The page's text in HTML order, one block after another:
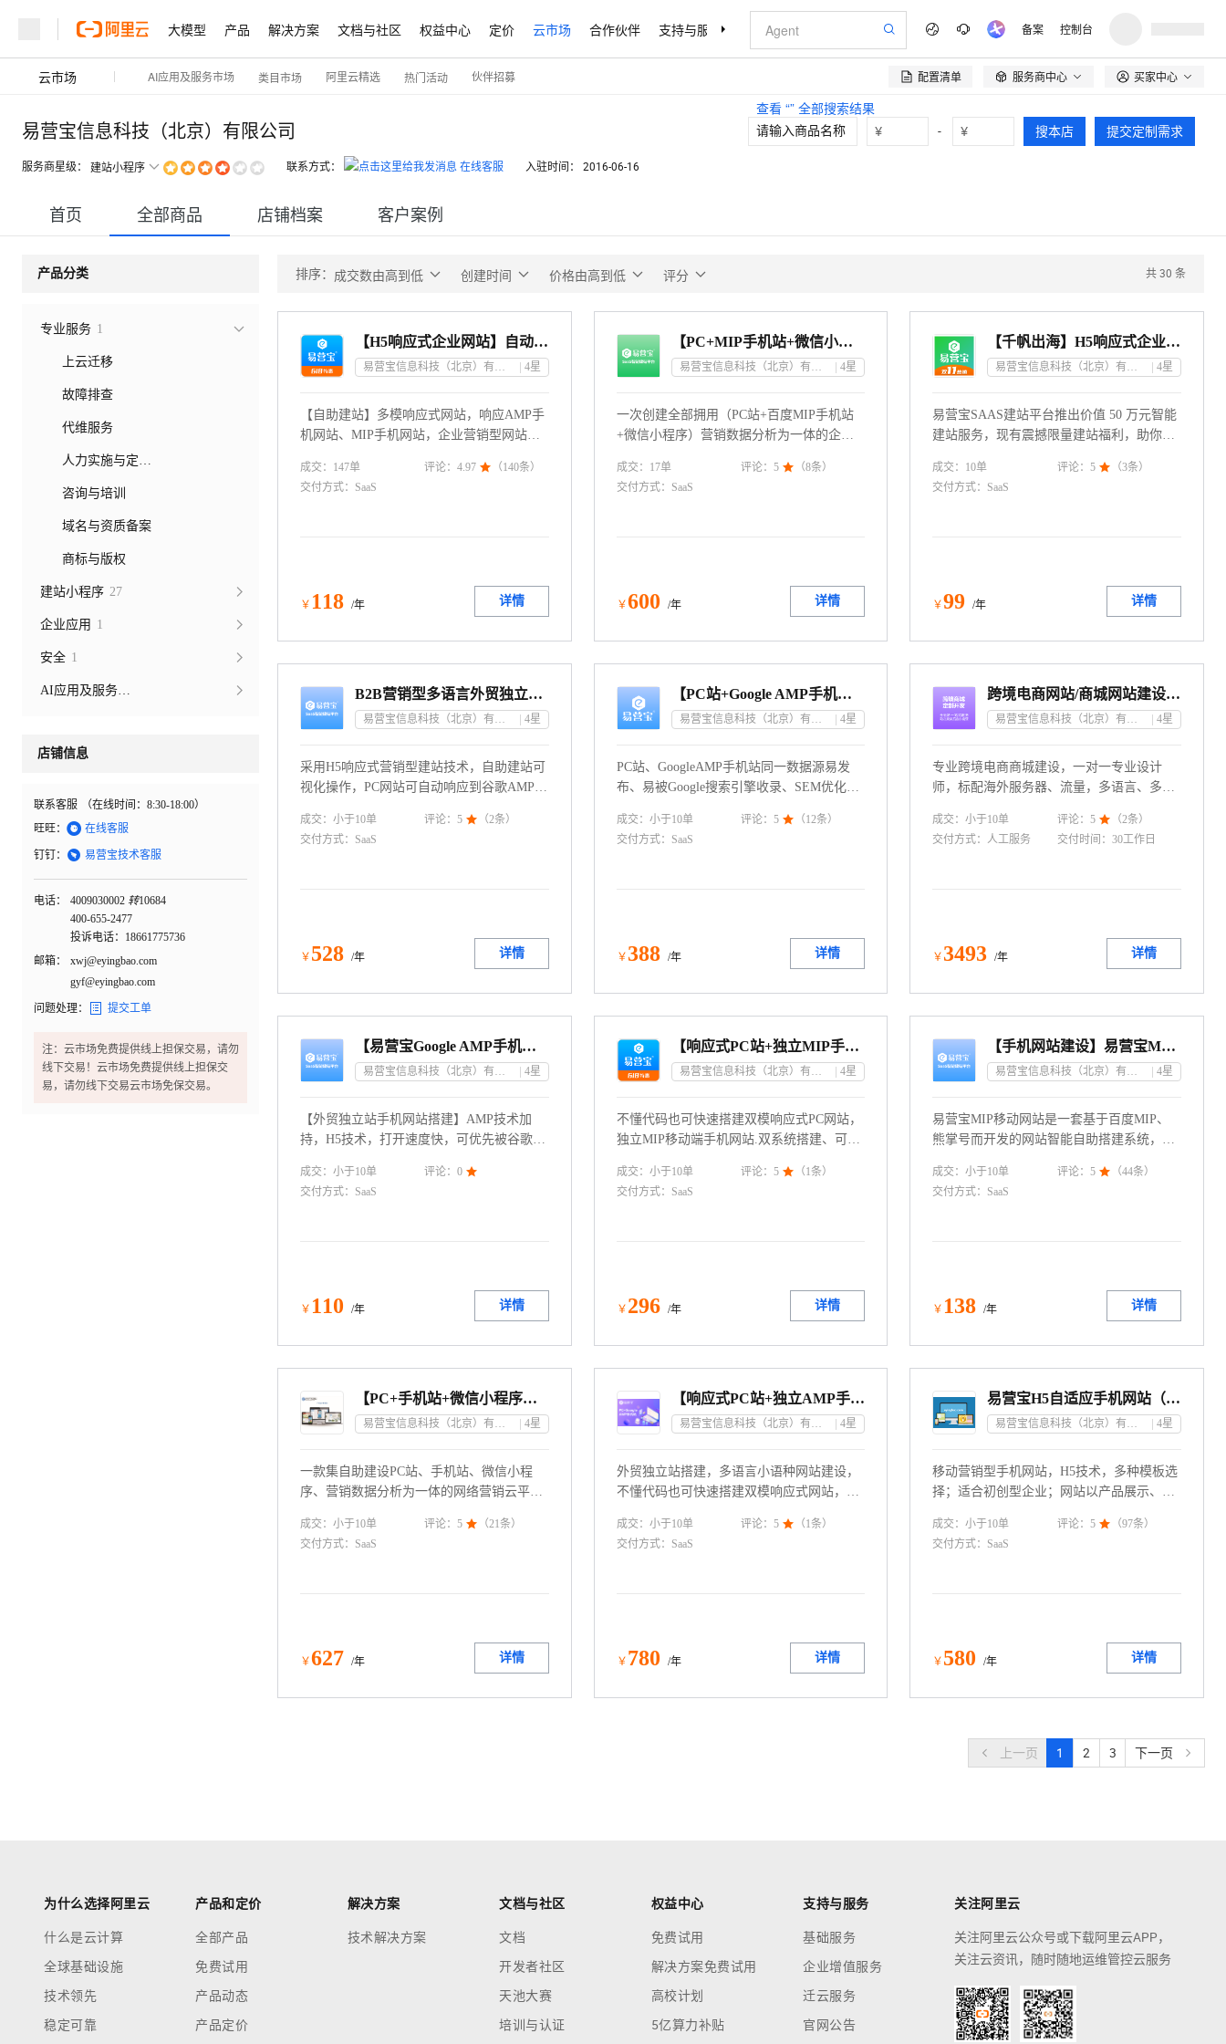
大模型 产品 解决方案 文档与社区 权益中心 定价 云市场 合作伙伴 支持与服务 了解阿里云
查看 “” 全部搜索结果
备案 控制台
云市场 AI应用及服务市场 类目市场 阿里云精选 热门活动 伙伴招募 配置清单  服务商中心 买家中心
易营宝信息科技（北京）有限公司
服务商星级： 建站小程序 联系方式： 在线客服 入驻时间： 2016-06-16
¥ - ¥ 搜本店 提交定制需求
首页 全部商品 店铺档案 客户案例
产品分类
专业服务 1
上云迁移
故障排查
代维服务
人力实施与定制开发
咨询与培训
域名与资质备案
商标与版权
建站小程序 27
企业应用 1
安全 1
AI应用及服务市场
店铺信息
联系客服 （在线时间： 8:30-18:00）
旺旺：  在线客服
钉钉：  易营宝技术客服
电话： 4009030002 转10684
400-655-2477
投诉电话：18661775736
邮箱：
xwj@eyingbao.com
gyf@eyingbao.com
问题处理：  提交工单
注：云市场免费提供线上担保交易，请勿
线下交易！云市场免费提供线上担保交
易，请勿线下交易云市场免保交易。
排序： 成交数由高到低 创建时间 价格由高到低 评分 共 30 条
【H5响应式企业网站】自动响应ＡＭＰ/ＭＩＰ手机网站 企业官网 推广营销型建站
易营宝信息科技（北京）有限公司 4星
【自助建站】多模响应式网站，响应AMP手
机网站、MIP手机网站，企业营销型网站建
空间、免流量、免费备案；高效建站一次性
收费！
成交： 147单 评论：4.97  （140条）
交付方式： SaaS
￥ 118 /年 详情
【PC+MIP手机站+微信小程序】统一数据源丨H5自助建站
易营宝信息科技（北京）有限公司 4星
一次创建全部拥用（PC站+百度MIP手机站
+微信小程序）营销数据分析为一体的企业
移动网页加速器规范标准,使用 MIP 无需等
待加载页面内容,将以更友好的方式瞬时到达
系电话：4009030002 转10684
成交： 17单 评论： 5  （8条）
交付方式： SaaS
￥600 /年 详情
【千帆出海】H5响应式企业官网设计制作丨自助建站系统丨海量模版丨网站建设
易营宝信息科技（北京）有限公司 4星
易营宝SAAS建站平台推出价值 50 万元智能
建站服务，现有震撼限量建站福利，助你低
费选香港、国内、美国等地服务器，模板不
限，一键安装 SSL，AI 生成 TDK、SEO优
成交： 10单 评论： 5  （3条）
交付方式： SaaS
￥99 /年 详情
B2B营销型多语言外贸独立站丨小语种建站丨网站搭建
易营宝信息科技（北京）有限公司 4星
采用H5响应式营销型建站技术，自助建站可
视化操作，PC网站可自动响应到谷歌AMP技
版任选和替换、免费服务器多节点覆盖。联
系电话：4009030002 转10684
成交： 小于10单 评论：5  （2条）
交付方式： SaaS
￥ 528 /年 详情
【PC站+Google AMP手机站】统一数据源丨企业官网丨外贸建站丨海外营销推广
易营宝信息科技（北京）有限公司 4星
PC站、GoogleAMP手机站同一数据源易发
布、易被Google搜索引擎收录、SEM优化、
线的可视化编辑器制作个性或使用行业模版
创建多语言PC企业网站和海外推广的AMP手
系电话：4009030002 转10684
成交： 小于10单 评论： 5  （12条）
交付方式： SaaS
￥ 388 /年 详情
跨境电商网站/商城网站建设/B2C商城/购物网站/电商网站
易营宝信息科技（北京）有限公司 4星
专业跨境电商商城建设，一对一专业设计
师，标配海外服务器、流量，多语言、多币
台同时管理PC商城、手机商城。联系电话：
4009030002 转10684
成交：小于10单 评论： 5  （2条）
交付方式： 人工服务 交付时间： 30工作日
￥ 3493 /年 详情
【易营宝Google AMP手机网站】外贸企业官网展示营销推广丨多语言小语种
易营宝信息科技（北京）有限公司 4星
【外贸独立站手机网站搭建】AMP技术加
持，H5技术，打开速度快，可优先被谷歌搜
推广营销为主。联系电话：4009030002 转
10684
成交： 小于10单 评论：0 
交付方式： SaaS
￥ 110 /年 详情
【响应式PC站+独立MIP手机网站】H5模板自助建站丨企业官网
易营宝信息科技（北京）有限公司 4星
不懂代码也可快速搭建双模响应式PC网站，
独立MIP移动端手机网站.双系统搭建、可视
间免费（任选国内及海外），流量免费、备
案免费、可绑定多个独立域名！联系电话：
成交： 小于10单 评论： 5  （1条）
交付方式： SaaS
￥ 296 /年 详情
【手机网站建设】易营宝MIP移动网站-适用百度推广
易营宝信息科技（北京）有限公司 4星
易营宝MIP移动网站是一套基于百度MIP、
熊掌号而开发的网站智能自助搭建系统，移
网站被百度收录。易营宝MIP移动网站所有
页面都是经过SEO优化后的，用户可以在短
成交：小于10单 评论： 5  （44条）
交付方式： SaaS
￥ 138 /年 详情
【PC+手机站+微信小程序】统一数据源丨自助建站丨网站建设
易营宝信息科技（北京）有限公司 4星
一款集自助建设PC站、手机站、微信小程
序、营销数据分析为一体的网络营销云平
优化设置；一键静态、站内地图；多语言网
站采用Google机器智能翻译，一键生成。联
成交： 小于10单 评论：5  （21条）
交付方式： SaaS
￥627 /年 详情
【响应式PC站+独立AMP手机网站】H5自助建站丨企业官网
易营宝信息科技（北京）有限公司 4星
外贸独立站搭建，多语言小语种网站建设，
不懂代码也可快速搭建双模响应式网站，独
所见即所得；模版免费、服务器空间免费
（任选国内及海外），备案免费、免费升
成交： 小于10单 评论： 5  （1条）
交付方式： SaaS
￥ 780 /年 详情
易营宝H5自适应手机网站（国内空间）
易营宝信息科技（北京）有限公司 4星
移动营销型手机网站，H5技术，多种模板选
择；适合初创型企业；网站以产品展示、信
成交：小于10单 评论： 5  （97条）
交付方式： SaaS
￥ 580 /年 详情
上一页 1 2 3 下一页
为什么选择阿里云
什么是云计算
全球基础设施
技术领先
稳定可靠
产品和定价
全部产品
免费试用
产品动态
产品定价
解决方案
技术解决方案
文档与社区
文档
开发者社区
天池大赛
培训与认证
权益中心
免费试用
解决方案免费试用
高校计划
5亿算力补贴
支持与服务
基础服务
企业增值服务
迁云服务
官网公告
关注阿里云
关注阿里云公众号或下载阿里云APP，
关注云资讯，随时随地运维管控云服务